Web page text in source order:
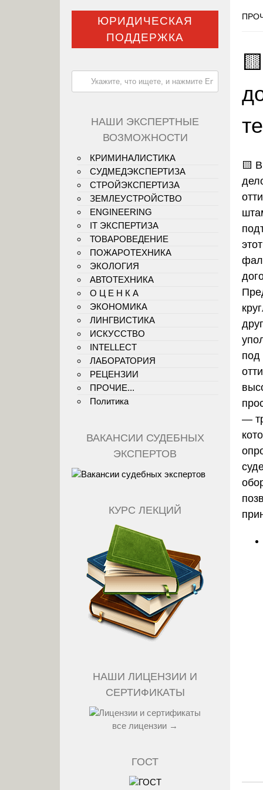
🟨
под
—
ЮРИДИЧЕСКАЯ
ПОДДЕРЖКА
НАШИ ЭКСПЕРТНЫЕ
ВОЗМОЖНОСТИ
КРИМИНАЛИСТИКА
СУДМЕДЭКСПЕРТИЗА
СТРОЙЭКСПЕРТИЗА
ЗЕМЛЕУСТРОЙСТВО
ENGINEERING
IT ЭКСПЕРТИЗА
ТОВАРОВЕДЕНИЕ
ПОЖАРОТЕХНИКА
ЭКОЛОГИЯ
АВТОТЕХНИКА
О Ц Е Н К А
ЭКОНОМИКА
ЛИНГВИСТИКА
ИСКУССТВО
INTELLECT
ЛАБОРАТОРИЯ
РЕЦЕНЗИИ
ПРОЧИЕ...
Политика
ВАКАНСИИ СУДЕБНЫХ
ЭКСПЕРТОВ
КУРС ЛЕКЦИЙ
НАШИ ЛИЦЕНЗИИ И
СЕРТИФИКАТЫ
все лицензии →
ГОСТ